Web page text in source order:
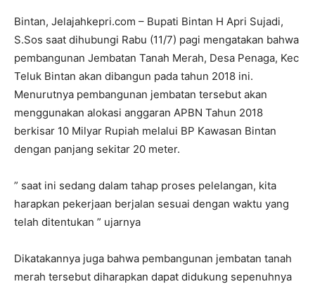
Bintan, Jelajahkepri.com – Bupati Bintan H Apri Sujadi,
S.Sos saat dihubungi Rabu (11/7) pagi mengatakan bahwa
pembangunan Jembatan Tanah Merah, Desa Penaga, Kec
Teluk Bintan akan dibangun pada tahun 2018 ini.
Menurutnya pembangunan jembatan tersebut akan
menggunakan alokasi anggaran APBN Tahun 2018
berkisar 10 Milyar Rupiah melalui BP Kawasan Bintan
dengan panjang sekitar 20 meter.
” saat ini sedang dalam tahap proses pelelangan, kita
harapkan pekerjaan berjalan sesuai dengan waktu yang
telah ditentukan ” ujarnya
Dikatakannya juga bahwa pembangunan jembatan tanah
merah tersebut diharapkan dapat didukung sepenuhnya